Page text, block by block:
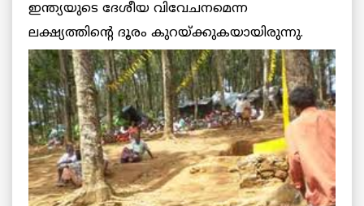
ഇന്ത്യയുടെ ദേശീയ വിവേചനമെന്ന
ലക്ഷ്യത്തിന്റെ ദൂരം കുറയ്ക്കുകയായിരുന്നു.